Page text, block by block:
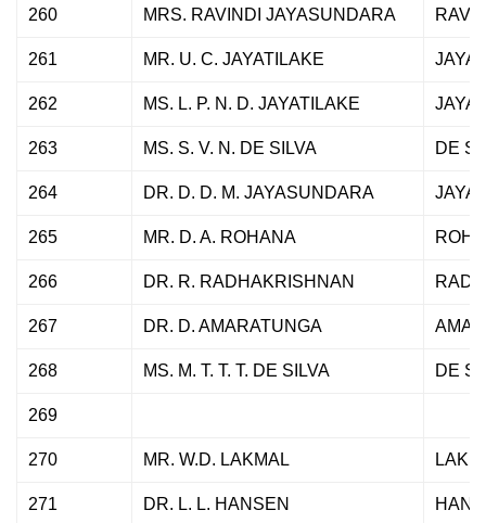
260 MRS. RAVINDI JAYASUNDARA
261 MR. U. C. JAYATILAKE
262 MS. L. P. N. D. JAYATILAKE
263 MS. S. V. N. DE SILVA DE
264 DR. D. D. M. JAYASUNDARA
265 MR. D. A. ROHANA
266 DR. R. RADHAKRISHNAN
267 DR. D. AMARATUNGA
268 MS. M. T. T. T. DE SILVA DE
269
270 MR. W.D. LAKMAL
271 DR. L. L. HANSEN